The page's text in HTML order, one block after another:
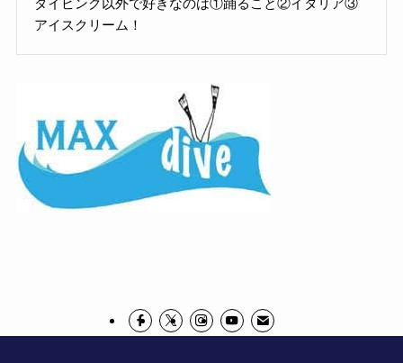
ダイビング以外で好きなのは①踊ること②イタリア③
アイスクリーム！